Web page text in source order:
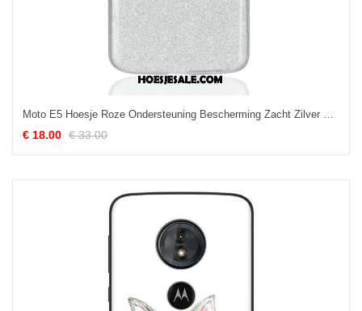
Moto E5 Hoesje Roze Ondersteuning Bescherming Zacht Zilver Goedkoop
€ 18.00 € 33.00